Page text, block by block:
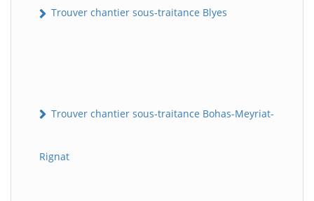
Trouver chantier sous-traitance Blyes
Trouver chantier sous-traitance Bohas-Meyriat-
Rignat